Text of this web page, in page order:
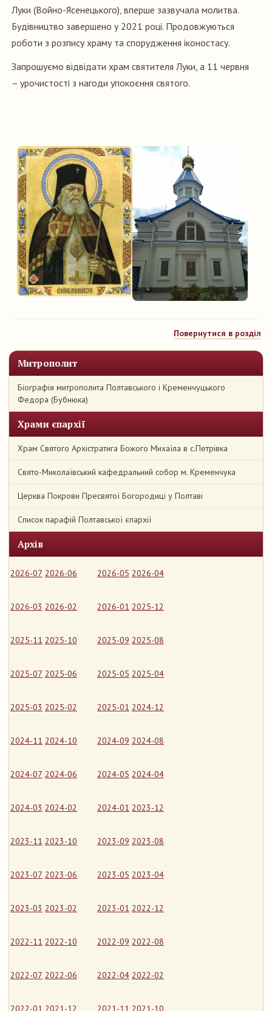
Митрополит
Біографія митрополита Полтавського і Кременчуцького
Федора (Бубнюка)
Храми єпархії
Храм Святого Архістратига Божого Михаїла в с.Петрівка
Свято-Миколаївський кафедральний собор м. Кременчука
Церква Покрови Пресвятої Богородиці у Полтаві
Список парафій Полтавської єпархії
Архів
2026-07 2026-06 2026-05 2026-04
2026-03 2026-02 2026-01 2025-12
2025-11 2025-10 2025-09 2025-08
2025-07 2025-06 2025-05 2025-04
2025-03 2025-02 2025-01 2024-12
2024-11 2024-10 2024-09 2024-08
2024-07 2024-06 2024-05 2024-04
2024-03 2024-02 2024-01 2023-12
2023-11 2023-10 2023-09 2023-08
2023-07 2023-06 2023-05 2023-04
2023-03 2023-02 2023-01 2022-12
2022-11 2022-10 2022-09 2022-08
2022-07 2022-06 2022-04 2022-02
2022-01 2021-12 2021-11 2021-10
Луки (Войно-Ясенецького), вперше зазвучала молитва.
Будівництво завершено у 2021 році. Продовжуються
роботи з розпису храму та спорудження іконостасу.
Запрошуємо відвідати храм святителя Луки, а 11 червня
– урочистості з нагоди упокоєння святого.
Повернутися в розділ